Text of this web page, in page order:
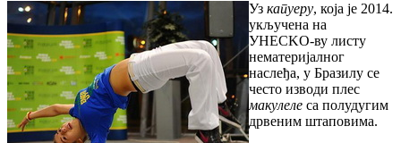
Уз капуеру, која је 2014.
укључена на
УНЕСKО-ву листу
нематеријалног
наслеђа, у Бразилу се
често изводи плес
макулеле са полудугим
дрвеним штаповима.